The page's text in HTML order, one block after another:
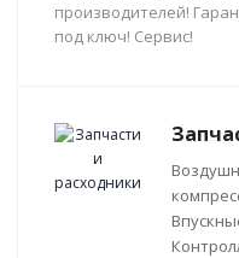
производителей!
под ключ! Сервис!